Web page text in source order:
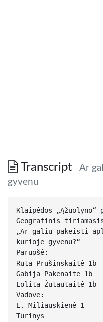
Transcript
Ar
gyvenu
Klaipėdos „Ąžuolyno“
Geografinis
„Ar galiu pakeisti
kurioje gyvenu?“
Paruošė:
Rūta Prušinskaitė 1b
Gabija Pakėnaitė 1b
Lolita Žutautaitė 1b
Vadovė:
E. Miliauskienė 1
Turinys